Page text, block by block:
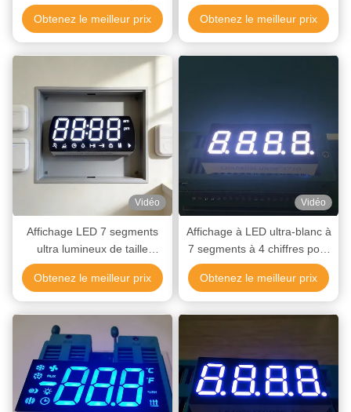
véhicules électriques à faible
consommation d'énergie et à
longue durée de vie
Obtenez le meilleur prix
segments en blanc ultra
brillant à 3 chiffres pour la
surveillance de la
température
Obtenez le meilleur prix
Vidéo
Affichage LED 7 segments
ultra lumineux de taille
personnalisée avec faible
consommation d'énergie
Obtenez le meilleur prix
Vidéo
Affichage à LED ultra-blanc à
7 segments à 4 chiffres pour
une surveillance précise des
instruments
Obtenez le meilleur prix